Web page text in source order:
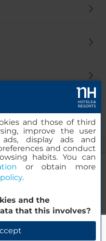
Stefano
& AMERICAS Santa Engracia,
España
and those of third
improve the user
ads, display ads and
and conduct
habits. You can
or obtain more
.
and the
that this involves?